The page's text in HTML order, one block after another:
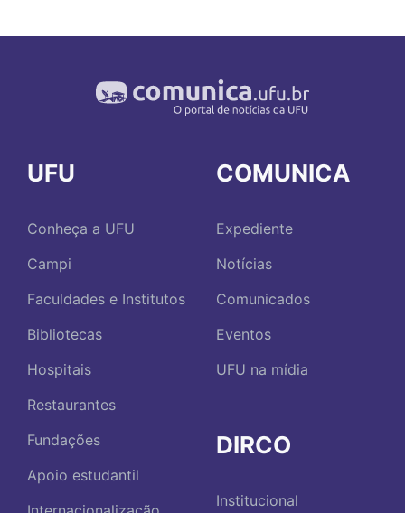
UFU
Conheça a UFU
Campi
Faculdades e Institutos
Bibliotecas
Hospitais
Restaurantes
Fundações
Apoio estudantil
COMUNICA
Expediente
Notícias
Comunicados
Eventos
UFU na mídia
DIRCO
Institucional